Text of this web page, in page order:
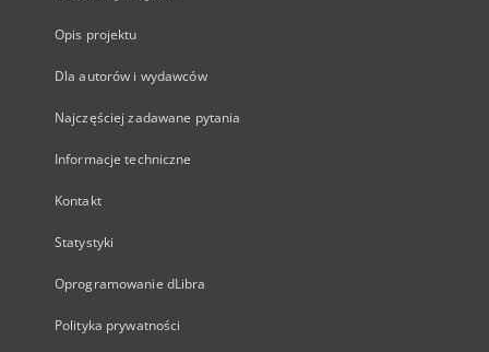
Opis projektu
Dla autorów i wydawców
Najczęściej zadawane pytania
Informacje techniczne
Kontakt
Statystyki
Oprogramowanie dLibra
Polityka prywatności